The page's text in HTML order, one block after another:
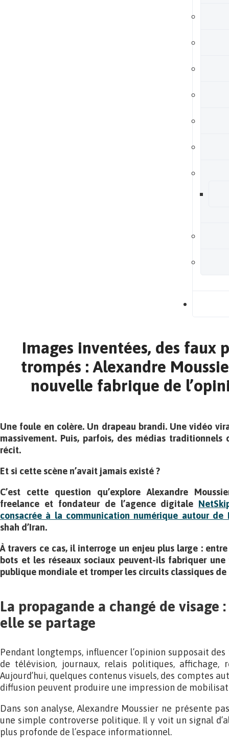
Images inventées, des faux
trompés : Alexandre
nouvelle fabrique de
Une foule en colère. Un drapeau brandi. Une vidéo
massivement. Puis, parfois, des médias traditionnels
récit.
Et si cette scène n’avait jamais existé ?
C’est cette question qu’explore Alexandre
freelance et fondateur de l’agence digitale
consacrée à la communication numérique autour de
shah d’Iran.
À travers ce cas, il interroge un enjeu plus large : entre
bots et les réseaux sociaux peuvent-ils fabriquer une
publique mondiale et tromper les circuits classiques de
La propagande a changé de visage
elle se partage
Pendant longtemps, influencer l’opinion supposait
de télévision, journaux, relais politiques, affichage,
Aujourd’hui, quelques contenus visuels, des comptes
diffusion peuvent produire une impression de
Dans son analyse, Alexandre Moussier ne présente
une simple controverse politique. Il y voit un signal
plus profonde de l’espace informationnel.